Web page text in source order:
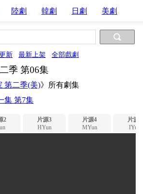
陸劇 韓劇 日劇 美劇
新 最新上架 全部戲劇
季 第06集
第二季(美)》所有劇集
集 第7集
2
片源3
HYun
片源4
MYun
片源5
IYun